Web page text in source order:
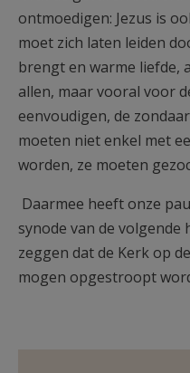
ontmoedigen: Jezus is
moet zich laten leiden
brengt en warme liefde,
allen, maar vooral voor
eenvoudigen, de
moeten niet enkel met
worden, ze moeten
Daarmee heeft onze
synode van de volgende
zeggen dat de Kerk op
mogen opgestroopt